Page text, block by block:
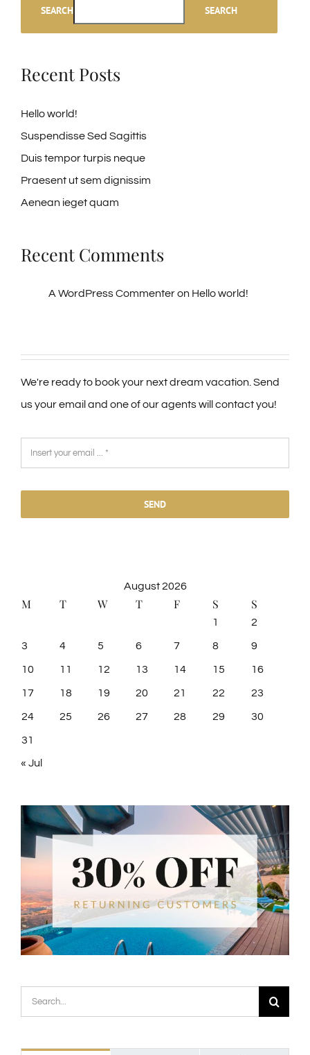
SEARCH SEARCH
Recent Posts
Hello world!
Suspendisse Sed Sagittis
Duis tempor turpis neque
Praesent ut sem dignissim
Aenean ieget quam
Recent Comments
A WordPress Commenteron Hello world!
We're ready to book your next dream vacation. Send
us your email and one of our agents will contact you!
SEND
August 2026
M T W T F S S
1 2
3 4 5 6 7 8 9
10 11 12 13 14 15 16
17 18 19 20 21 22 23
24 25 26 27 28 29 30
31
« Jul
Search
for: